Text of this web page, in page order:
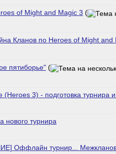
of Might and Magic 3 (
Кланов по Heroes of Might and
пятиборье" (
(Heroes 3) - подготовка турнира
турнира
Оффлайн турнир...